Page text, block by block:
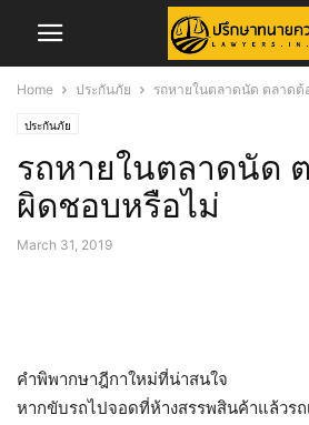
Home ประกันภัย รถหายในตลาดนัด ตลาดต้
ประกันภัย
รถหายในตลาดนัด
ผิดชอบหรือไม่
March 31, 2019
คำพิพากษาฎีกาใหม่ที่น่าสนใจ
หากขับรถไปจอดที่ห้างสรรพสินค้าแล้วร